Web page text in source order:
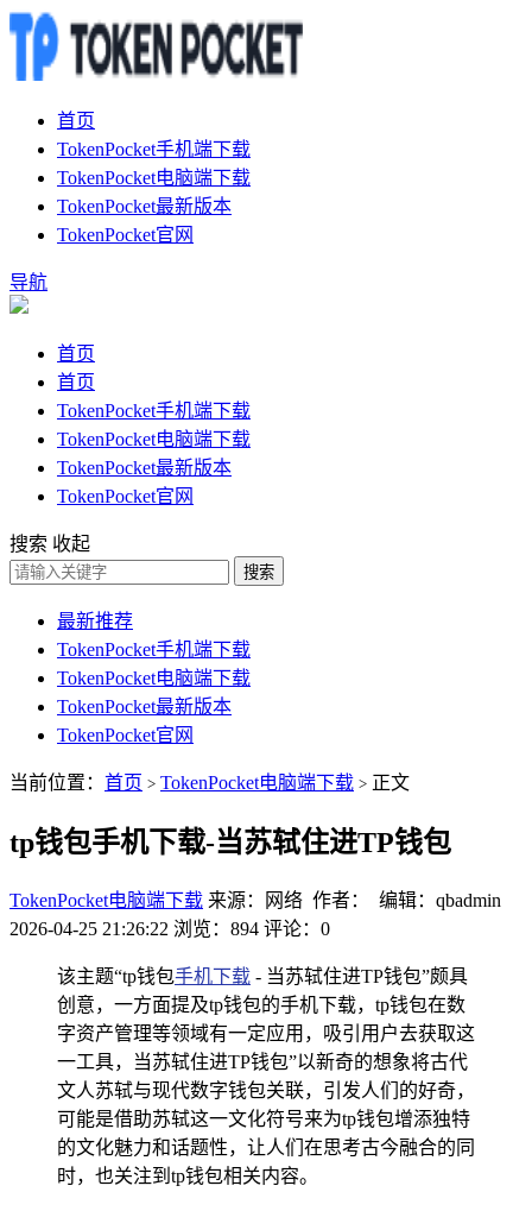
首页
TokenPocket手机端下载
TokenPocket电脑端下载
TokenPocket最新版本
TokenPocket官网
导航
首页
首页
TokenPocket手机端下载
TokenPocket电脑端下载
TokenPocket最新版本
TokenPocket官网
搜索 收起
搜索
最新推荐
TokenPocket手机端下载
TokenPocket电脑端下载
TokenPocket最新版本
TokenPocket官网
当前位置： 首页 > TokenPocket电脑端下载 > 正文
tp钱包手机下载-当苏轼住进TP钱包
TokenPocket电脑端下载 来源：网络 作者： 编辑：qbadmin
2026-04-25 21:26:22 浏览：894 评论：0
该主题“tp钱包手机下载 - 当苏轼住进TP钱包”颇具
创意，一方面提及tp钱包的手机下载，tp钱包在数
字资产管理等领域有一定应用，吸引用户去获取这
一工具，当苏轼住进TP钱包”以新奇的想象将古代
文人苏轼与现代数字钱包关联，引发人们的好奇，
可能是借助苏轼这一文化符号来为tp钱包增添独特
的文化魅力和话题性，让人们在思考古今融合的同
时，也关注到tp钱包相关内容。